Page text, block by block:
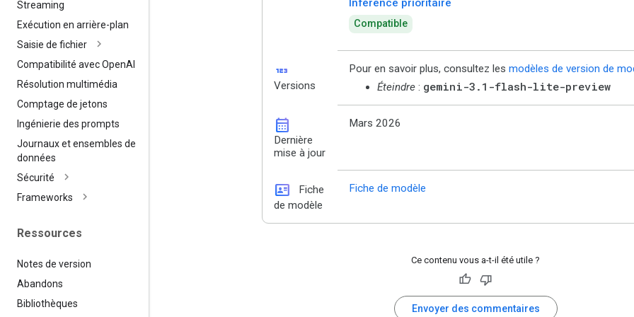
Streaming
Exécution en arrière-plan
Saisie de fichier
Compatibilité avec OpenAI
Résolution multimédia
Comptage de jetons
Ingénierie des prompts
Journaux et ensembles de
données
Sécurité
Frameworks
Ressources
Notes de version
Abandons
Bibliothèques
Inférence prioritaire
Compatible
123
Versions
Pour en savoir plus, consultez les modèles de version de
Éteindre : gemini-3.1-flash-lite-preview
calendar_month
Dernière
mise à jour
Mars 2026
id_card
Fiche
de modèle
Fiche de modèle
Ce contenu vous a-t-il été utile ?
Envoyer des commentaires